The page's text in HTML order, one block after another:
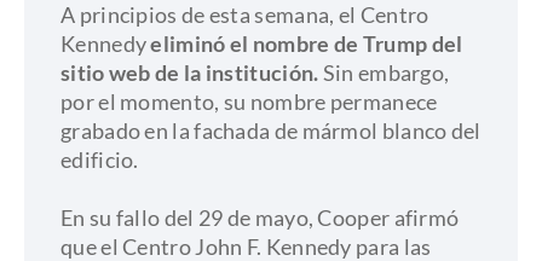
A principios de esta semana, el Centro
Kennedyeliminó el nombre de Trump del
sitio web de la institución.Sin embargo,
por el momento, su nombre permanece
grabado en la fachada de mármol blanco del
edificio.
En su fallo del 29 de mayo, Cooper afirmó
que el Centro John F. Kennedy para las